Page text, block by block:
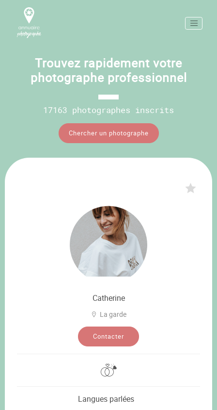
Trouvez rapidement votre
photographe professionnel
17163 photographes inscrits
Chercher un photographe
Catherine
La garde
Contacter
Langues parlées